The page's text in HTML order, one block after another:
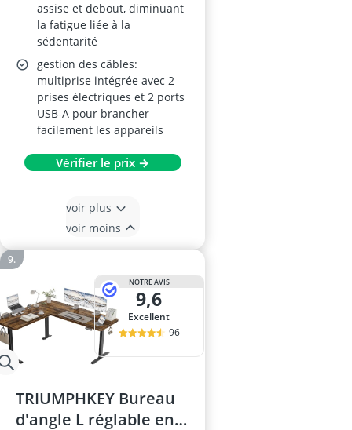
assise et debout, diminuant
la fatigue liée à la
sédentarité
gestion des câbles:
multiprise intégrée avec 2
prises électriques et 2 ports
USB-A pour brancher
facilement les appareils
Vérifier le prix →
voir plus
voir moins
NOTRE AVIS
9,6
Excellent
96
TRIUMPHKEY Bureau
d'angle L réglable en